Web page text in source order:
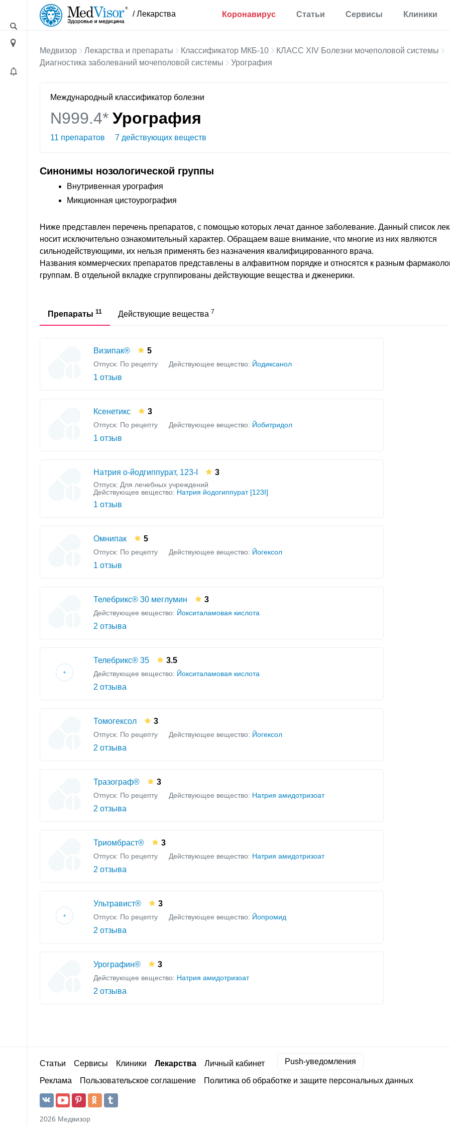
/ Лекарства Коронавирус
информация
Мониторинг
Статьи Сервисы
жира в теле
Клиники
Медвизор Лекарства и препараты Классификатор МКБ-10
КЛАСС XIV Болезни мочеполовой системы
Диагностика заболеваний мочеполовой системы
Урография
Международный классификатор болезни
N999.4* Урография
11 препаратов 7 действующих веществ
Синонимы нозологической группы
Внутривенная урография
Микционная цистоурография
Ниже представлен перечень препаратов, с помощью которых лечат данное заболевание. Данный список
носит исключительно ознакомительный характер. Обращаем ваше внимание, что многие из них являются
сильнодействующими, их нельзя применять без назначения квалифицированного врача.
Названия коммерческих препаратов представлены в алфавитном порядке и относятся к разным
группам. В отдельной вкладке сгруппированы действующие вещества и дженерики.
Препараты 11 Действующие вещества 7
Визипак® 5
Отпуск: По рецепту Действующее вещество: Йодиксанол
1 отзыв
Ксенетикс 3
Отпуск: По рецепту Действующее вещество: Йобитридол
1 отзыв
Натрия о-йодгиппурат, 123-I 3
Отпуск: Для лечебных учреждений
Действующее вещество: Натрия йодогиппурат [123I]
1 отзыв
Омнипак 5
Отпуск: По рецепту Действующее вещество: Йогексол
1 отзыв
Телебрикс® 30 меглумин 3
Действующее вещество: Йокситаламовая кислота
2 отзыва
Телебрикс® 35 3.5
Действующее вещество: Йокситаламовая кислота
2 отзыва
Томогексол 3
Отпуск: По рецепту Действующее вещество: Йогексол
2 отзыва
Тразограф® 3
Отпуск: По рецепту Действующее вещество: Натрия амидотризоат
2 отзыва
Триомбраст® 3
Отпуск: По рецепту Действующее вещество: Натрия амидотризоат
2 отзыва
Ультравист® 3
Отпуск: По рецепту Действующее вещество: Йопромид
2 отзыва
Урографин® 3
Действующее вещество: Натрия амидотризоат
2 отзыва
Статьи Сервисы Клиники Лекарства Личный кабинет Push-уведомления
Реклама Пользовательское соглашение Политика об обработке и защите персональных данных
2026 Медвизор